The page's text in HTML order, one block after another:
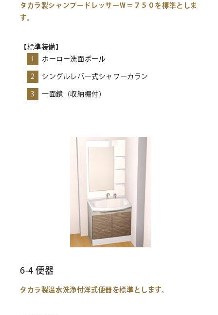
タカラ製シャンプードレッサーＷ＝７５０を標準としま
す。
【標準装備】
1
ホーロー洗面ボール
2 シングルレバー式シャワーカラン
3 一面鏡（収納棚付）
6-4 便器
タカラ製温水洗浄付洋式便器を標準とします。